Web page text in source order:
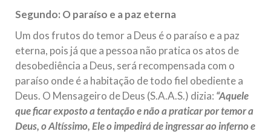
Segundo: O paraíso e a paz eterna
Um dos frutos do temor a Deus é o paraíso e a paz
eterna, pois já que a pessoa não pratica os atos de
desobediência a Deus, será recompensada com o
paraíso onde é a habitação de todo fiel obediente a
Deus. O Mensageiro de Deus (S.A.A.S.) dizia: “Aquele
que ficar exposto a tentação e não a praticar por temor a
Deus, o Altíssimo, Ele o impedirá de ingressar ao inferno e